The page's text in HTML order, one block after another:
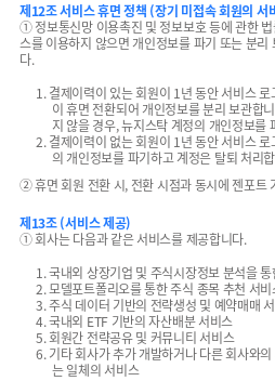
제12조 서비스 휴면 정책 (장기 미접속 회원의 서
① 정보통신망 이용촉진 및 정보보호 등에 관한
스를 이용하지 않으면 개인정보를 파기 또는 분
다.
1. 결제이력이 있는 회원이 1년 동안 서비스
이 휴면 전환되어 개인정보를 분리 보관합
지 않을 경우, 뉴지스탁 계정의 개인정보를
2. 결제이력이 없는 회원이 1년 동안 서비스
의 개인정보를 파기하고 계정은 탈퇴 처리
② 휴면 회원 전환 시, 전환 시점과 동시에 젠포트
제13조 (서비스 제공)
① 회사는 다음과 같은 서비스를 제공합니다.
1. 국내외 상장기업 및 주식시장정보 분석을
2. 모델포트폴리오를 통한 주식 종목 추천 서
3. 주식 데이터 기반의 전략생성 및 예약매매
4. 국내외 ETF 기반의 자산배분 서비스
5. 회원간 전략공유 및 커뮤니티 서비스
6. 기타 회사가 추가 개발하거나 다른 회사와
는 일체의 서비스